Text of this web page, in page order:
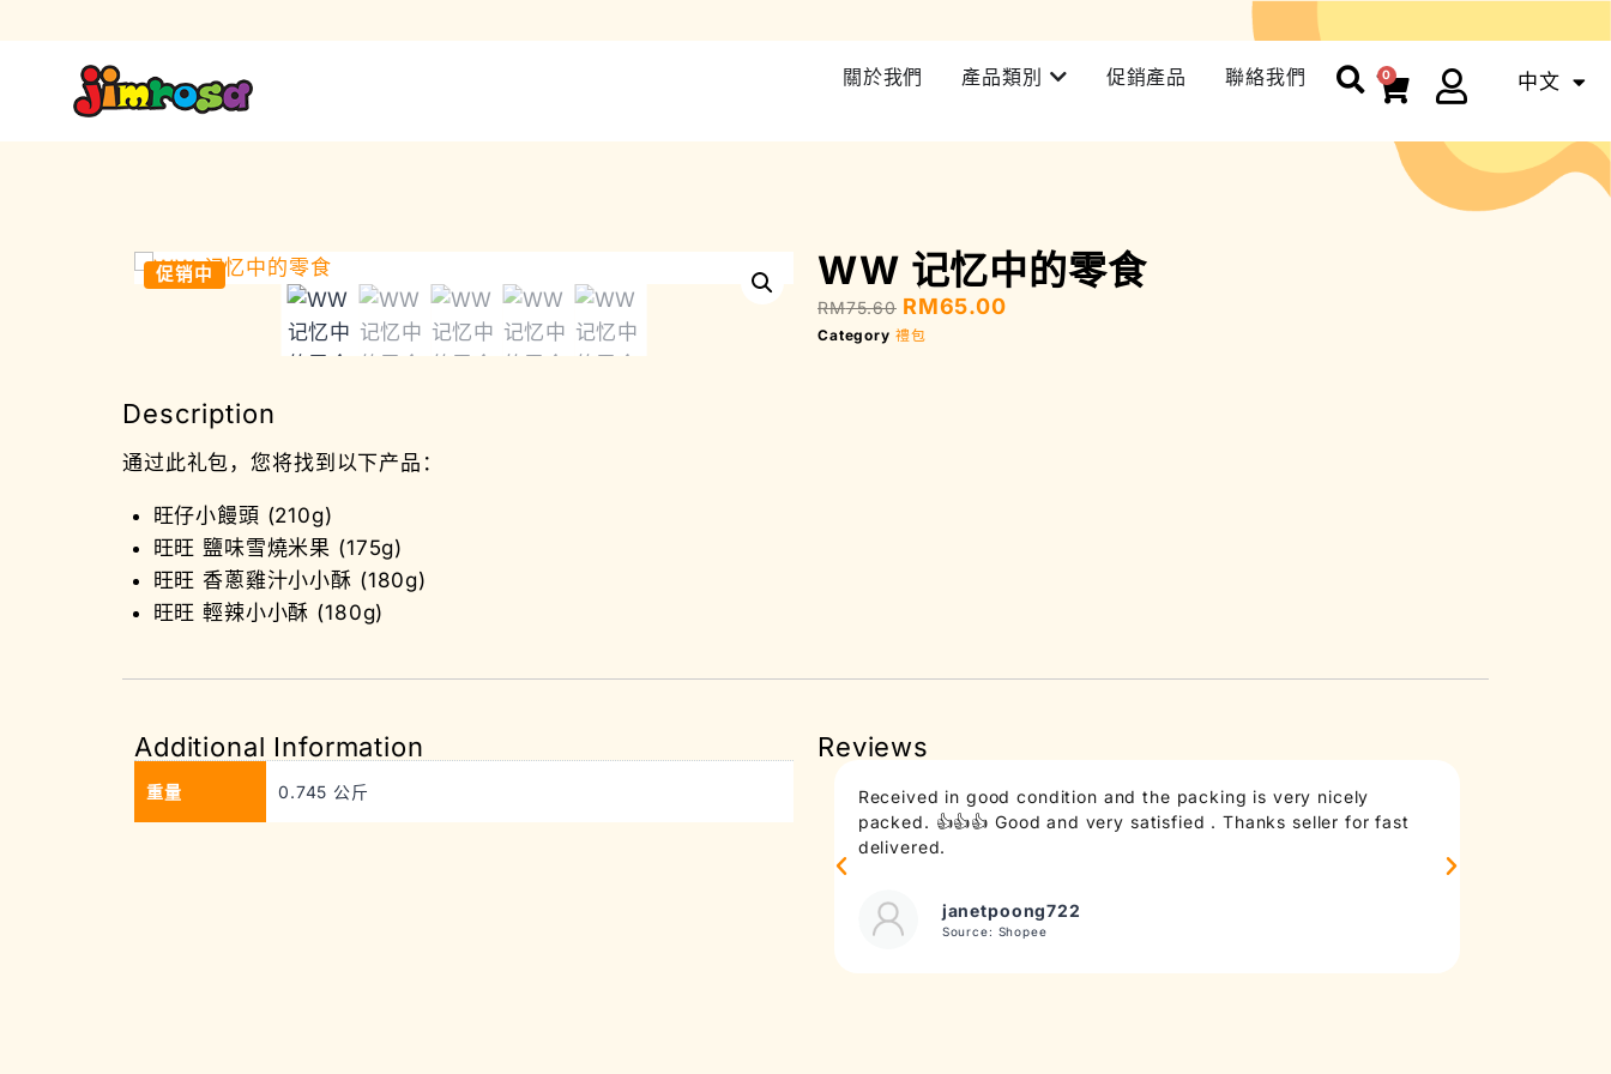
關於我們 產品類別 促銷產品 聯絡我們 0 中文
ENG
促销中 WW 记忆中的零食
RM75.60 RM65.00
Category 禮包
Description
通过此礼包，您将找到以下产品：
旺仔小饅頭 (210g)
旺旺 鹽味雪燒米果 (175g)
旺旺 香蔥雞汁小小酥 (180g)
旺旺 輕辣小小酥 (180g)
Additional Information
重量 0.745 公斤
Reviews
Received in good condition and the packing is very nicely
packed. 👍👍👍 Good and very satisfied . Thanks seller for fast
delivered.
janetpoong722
Source: Shopee